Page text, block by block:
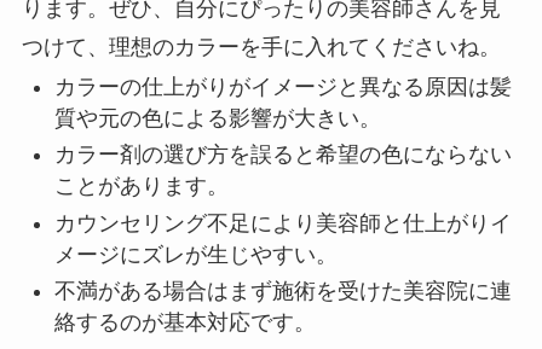
ります。ぜひ、自分にぴったりの美容師さんを見
つけて、理想のカラーを手に入れてくださいね。
カラーの仕上がりがイメージと異なる原因は髪
質や元の色による影響が大きい。
カラー剤の選び方を誤ると希望の色にならない
ことがあります。
カウンセリング不足により美容師と仕上がりイ
メージにズレが生じやすい。
不満がある場合はまず施術を受けた美容院に連
絡するのが基本対応です。